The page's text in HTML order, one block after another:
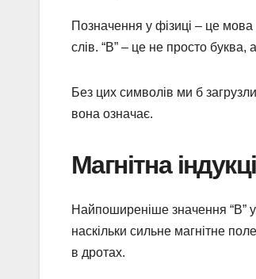
Позначення у фізиці – це
слів. “В” – це не просто буква,
Без цих символів ми б
вона означає.
Магнітна
Найпоширеніше значення “В” у
наскільки сильне магнітне
в дротах.